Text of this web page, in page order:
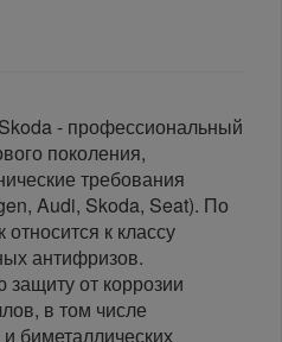
- профессиональный
поколения,
требования
Audi, Skoda, Seat). По
относится к классу
антифризов.
от коррозии
в том числе
биметаллических